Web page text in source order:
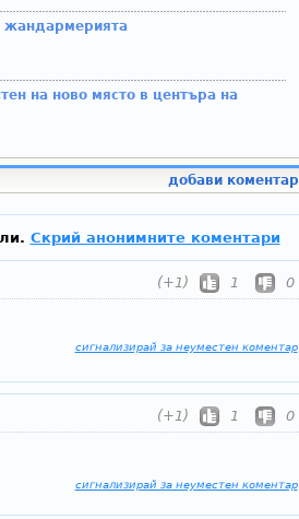
жандармерията
на ново място в центъра на
добави коментар
Скрий анонимните коментари
(+1) 1 0
сигнализирай за неуместен коментар
(+1) 1 0
сигнализирай за неуместен коментар